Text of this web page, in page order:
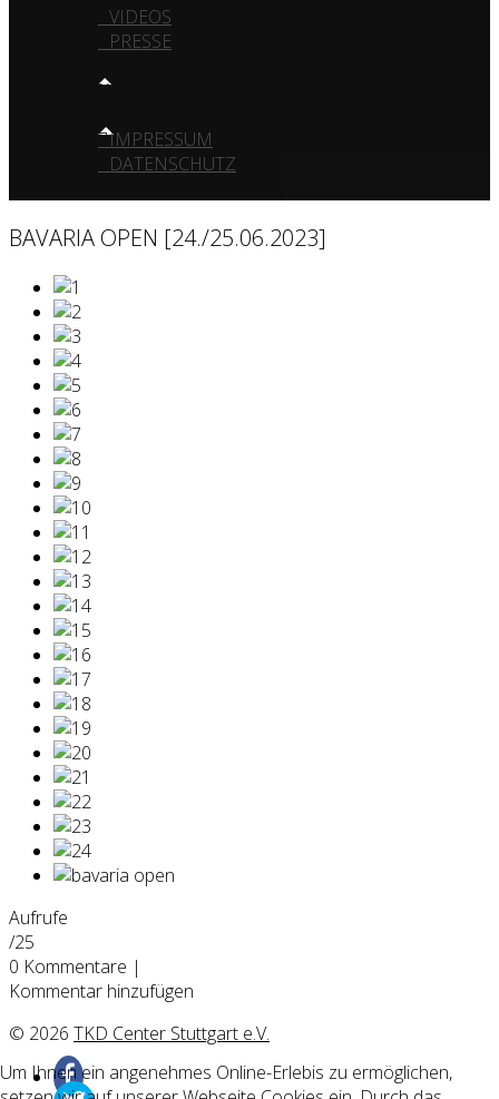
VIDEOS
PRESSE
KONTAKT
IMPRESSUM
DATENSCHUTZ
BAVARIA OPEN [24./25.06.2023]
Aufrufe
/25
0 Kommentare |
Kommentar hinzufügen
© 2026 TKD Center Stuttgart e.V.
Um Ihnen ein angenehmes Online-Erlebis zu ermöglichen,